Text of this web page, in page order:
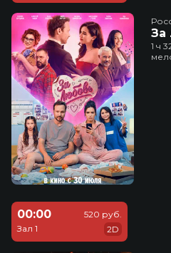
За
1 ч
00:00
Зал 1
520 руб.
2D